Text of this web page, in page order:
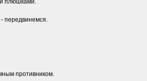
плюшками.
передвинемся.
противником.